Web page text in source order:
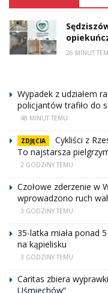
26 MINUT
Wypadek z udziałem
policjantów trafiło do
48 MINUT TEMU
ZDJĘCIA
Cykliści z
To najstarsza
2 GODZINY TEMU
Czołowe zderzenie w
wprowadzono ruch
3 GODZINY TEMU
35-latka miała ponad
na kąpielisku
3 GODZINY TEMU
Caritas zbiera
Uśmiechów”